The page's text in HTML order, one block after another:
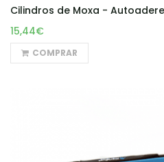
Cilindros de Moxa -
15,44€
COMPRAR